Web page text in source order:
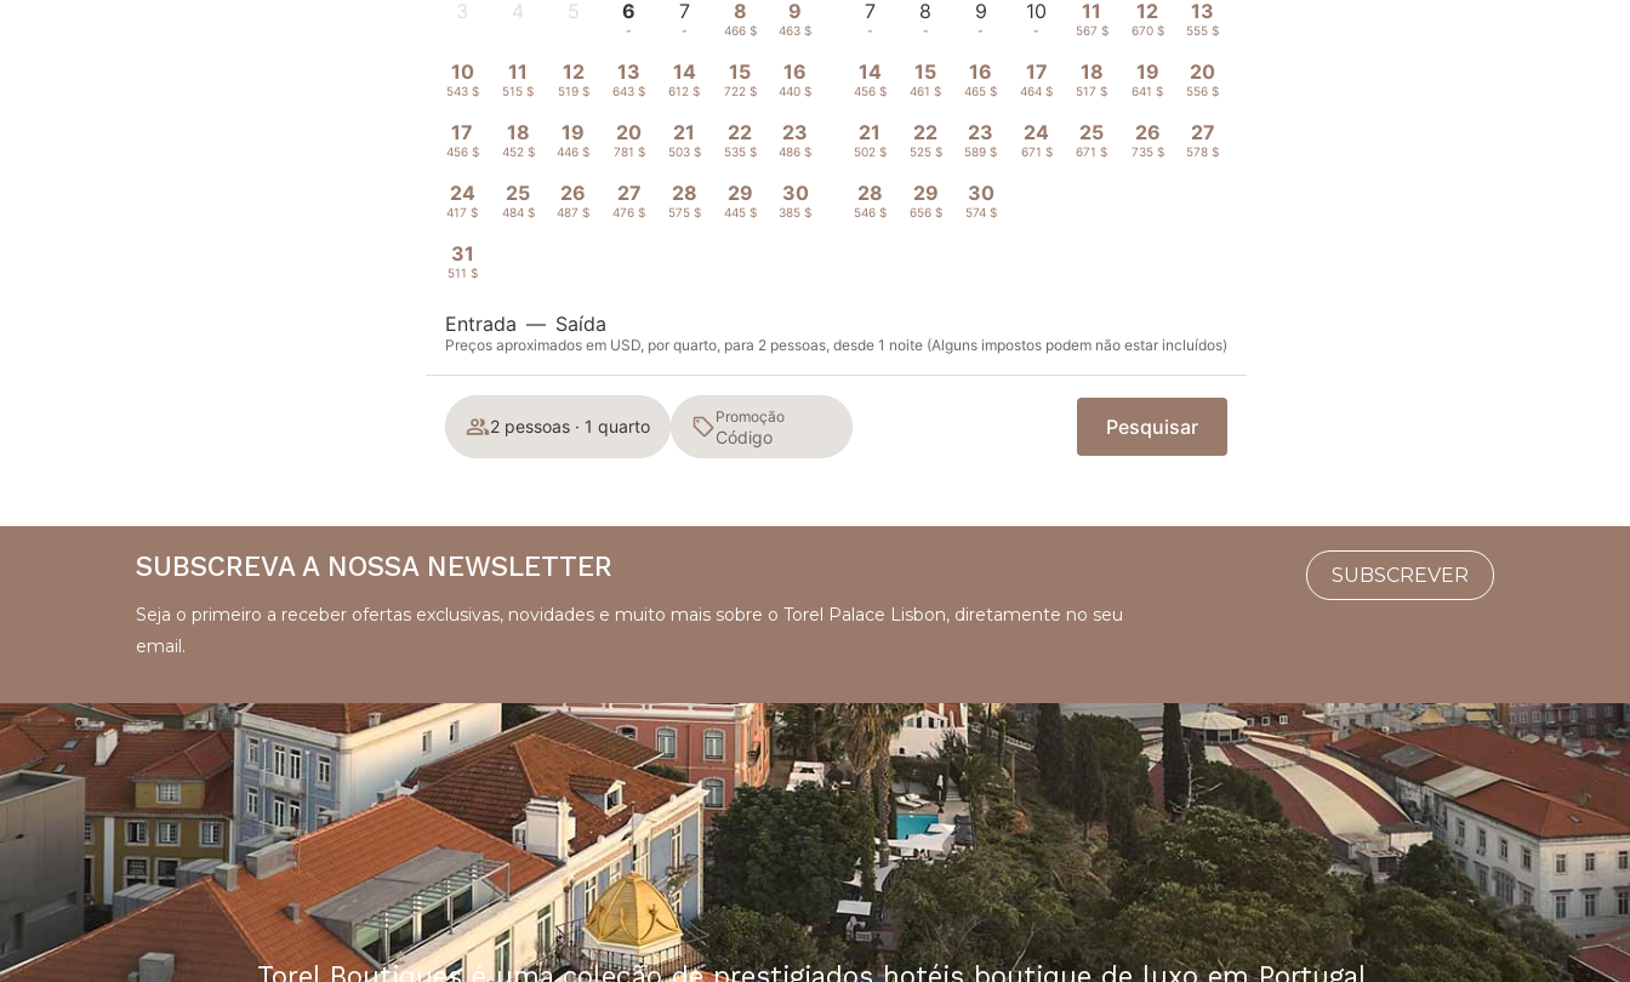
3 4 5 6
-
7
-
8
466 $
9
463 $
10
543 $
11
515 $
12
519 $
13
643 $
14
612 $
15
722 $
16
440 $
17
456 $
18
452 $
19
446 $
20
781 $
21
503 $
22
535 $
23
486 $
24
417 $
25
484 $
26
487 $
27
476 $
28
575 $
29
445 $
30
385 $
31
511 $
7
-
8
-
9
-
10
-
11
567 $
12
670 $
13
555 $
14
456 $
15
461 $
16
465 $
17
464 $
18
517 $
19
641 $
20
556 $
21
502 $
22
525 $
23
589 $
24
671 $
25
671 $
26
735 $
27
578 $
28
546 $
29
656 $
30
574 $
Entrada — Saída
Preços aproximados em USD, por quarto, para 2 pessoas, desde 1 noite (Alguns impostos podem não estar incluídos)
2 pessoas · 1 quarto Promoção Pesquisar
SUBSCREVA A NOSSA NEWSLETTER
Seja o primeiro a receber ofertas exclusivas, novidades e muito mais sobre o Torel Palace Lisbon, diretamente no seu
email.
SUBSCREVER
Torel Boutiquesé uma coleção de prestigiados hotéis boutique de luxo em Portugal.